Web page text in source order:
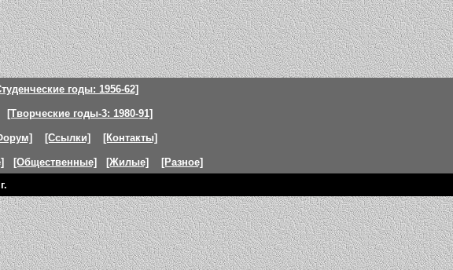
годы: 1956-62]
[Творческие годы-3: 1980-91]
[Ссылки] [Контакты]
[Общественные] [Жилые]
[Разное]